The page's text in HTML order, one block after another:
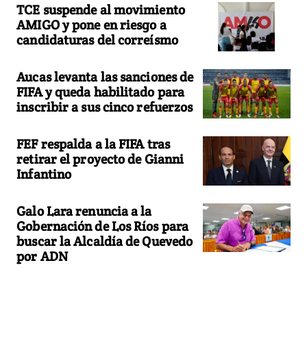
TCE suspende al movimiento
AMIGO y pone en riesgo a
candidaturas del correísmo
Aucas levanta las sanciones de
FIFA y queda habilitado para
inscribir a sus cinco refuerzos
FEF respalda a la FIFA tras
retirar el proyecto de Gianni
Infantino
Galo Lara renuncia a la
Gobernación de Los Ríos para
buscar la Alcaldía de Quevedo
por ADN